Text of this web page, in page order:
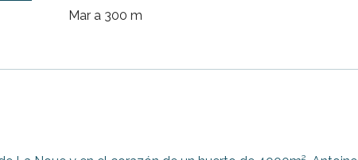
Mar a 300 m